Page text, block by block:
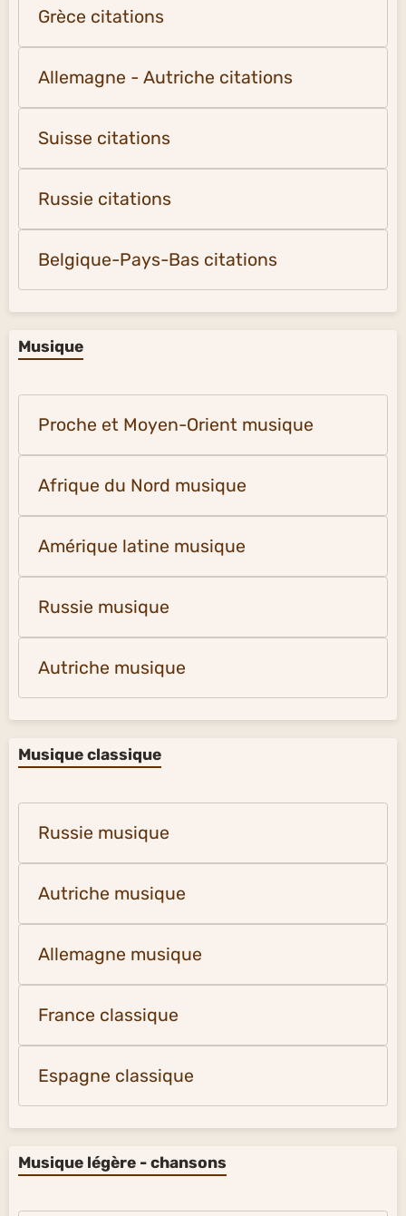
Grèce citations
Allemagne - Autriche citations
Suisse citations
Russie citations
Belgique-Pays-Bas citations
Musique
Proche et Moyen-Orient musique
Afrique du Nord musique
Amérique latine musique
Russie musique
Autriche musique
Musique classique
Russie musique
Autriche musique
Allemagne musique
France classique
Espagne classique
Musique légère - chansons